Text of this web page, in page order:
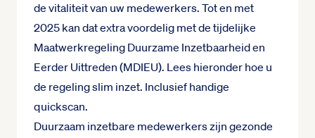
de vitaliteit van uw medewerkers. Tot en met
2025 kan dat extra voordelig met de tijdelijke
Maatwerkregeling Duurzame Inzetbaarheid en
Eerder Uittreden (MDIEU). Lees hieronder hoe u
de regeling slim inzet. Inclusief handige
quickscan.
Duurzaam inzetbare medewerkers zijn gezonde